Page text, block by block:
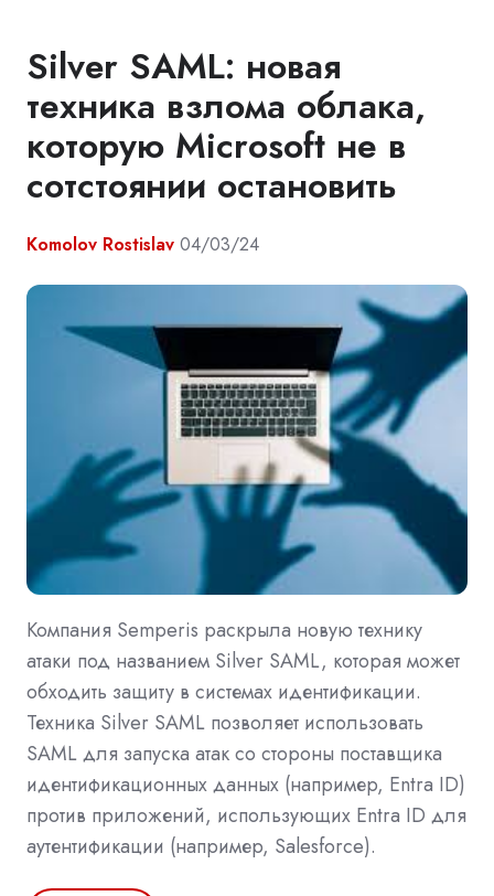
Silver SAML: новая
техника взлома облака,
которую Microsoft не в
сотстоянии остановить
Komolov Rostislav 04/03/24
Компания Semperis раскрыла новую технику
атаки под названием Silver SAML, которая может
обходить защиту в системах идентификации.
Техника Silver SAML позволяет использовать
SAML для запуска атак со стороны поставщика
идентификационных данных (например, Entra ID)
против приложений, использующих Entra ID для
аутентификации (например, Salesforce).